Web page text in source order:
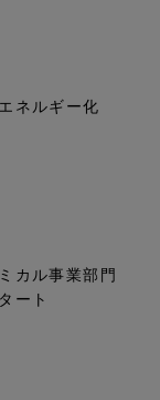
ネルギー化
カル事業部門
ート